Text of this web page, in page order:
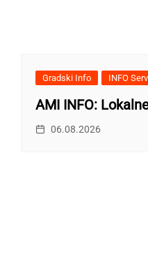
Gradski Info INFO
AMI INFO:
06.08.2026